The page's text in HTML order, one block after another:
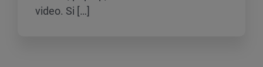
video. Si […]